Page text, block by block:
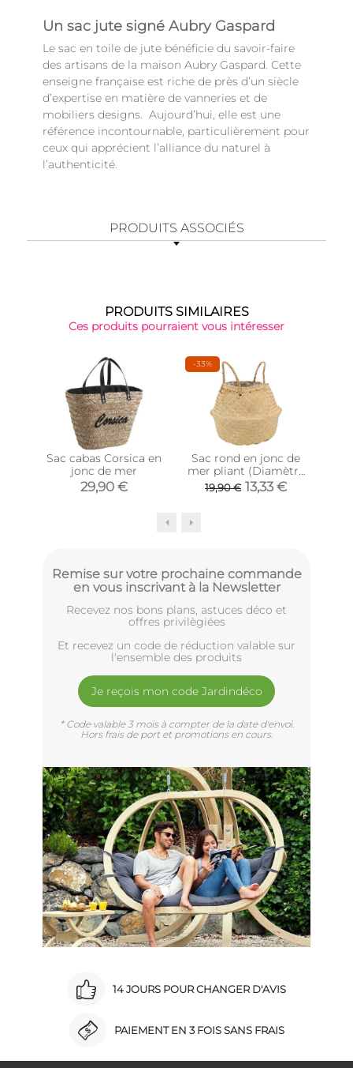
Un sac jute signé Aubry Gaspard
Le sac en toile de jute bénéficie du savoir-faire
des artisans de la maison Aubry Gaspard. Cette
enseigne française est riche de près d’un siècle
d’expertise en matière de vanneries et de
mobiliers designs. Aujourd’hui, elle est une
référence incontournable, particulièrement pour
ceux qui apprécient l’alliance du naturel à
l’authenticité.
PRODUITS ASSOCIÉS
PRODUITS SIMILAIRES
Ces produits pourraient vous intéresser
Sac cabas Corsica en
jonc de mer
29,90 €
-33%
Sac rond en jonc de
mer pliant (Diamètre
35 cm)
19,90 € 13,33 €
Remise sur votre prochaine commande
en vous inscrivant à la Newsletter
Recevez nos bons plans, astuces déco et
offres privilègiées
Et recevez un code de réduction valable sur
l'ensemble des produits
Je reçois mon code Jardindéco
* Code valable 3 mois à compter de la date d'envoi.
Hors frais de port et promotions en cours.
14 JOURS POUR CHANGER D'AVIS
PAIEMENT EN 3 FOIS SANS FRAIS